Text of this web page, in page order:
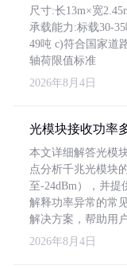
尺寸:长13m×宽
承载能力:标载30-
49吨 c)符合国家道
轴荷限值标准
2026年8月4日
光模块接收功率
本文详细解答光模
点分析千兆光模块
至-24dBm），并
解释功率异常的常
解决方案，帮助用
2026年8月4日